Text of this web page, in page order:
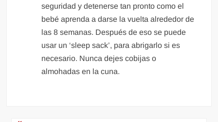
seguridad y detenerse tan pronto como el
bebé aprenda a darse la vuelta alrededor de
las 8 semanas. Después de eso se puede
usar un ‘sleep sack’, para abrigarlo si es
necesario. Nunca dejes cobijas o
almohadas en la cuna.